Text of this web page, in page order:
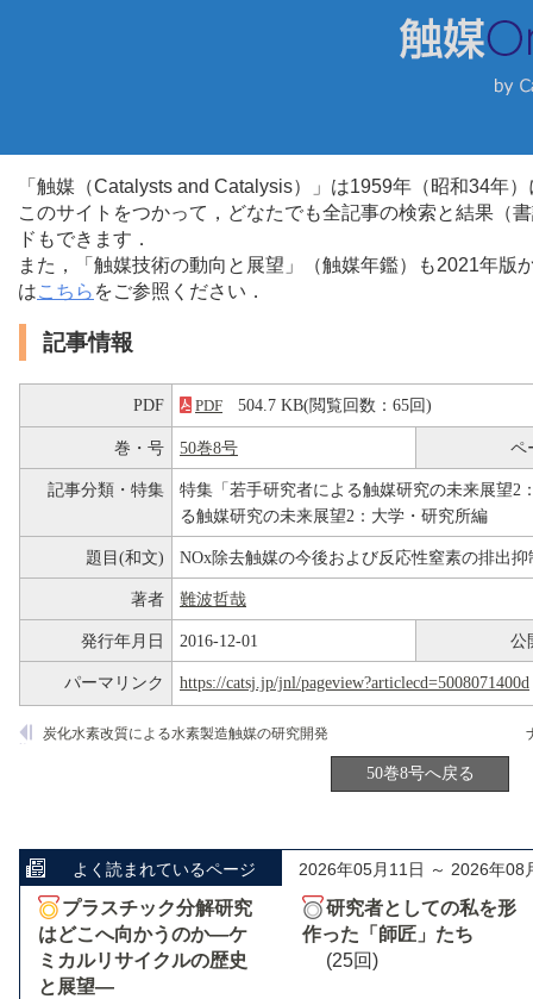
「触媒（Catalysts and Catalysis）」は1959年（昭和34年
このサイトをつかって，どなたでも全記事の検索と結果（
ドもできます．
また，「触媒技術の動向と展望」（触媒年鑑）も2021年
はこちら をご参照ください．
記事情報
PDF PDF 504.7 KB(閲覧回数：65回)
巻・号 50巻8号 ペ
記事分類・特集
特集「若手研究者による触媒研究の未来展望2
る触媒研究の未来展望2：大学・研究所編
題目(和文) NOx除去触媒の今後および反応性窒素の排出抑
著者 難波哲哉
発行年月日 2016-12-01 公
パーマリンク https://catsj.jp/jnl/pageview?articlecd=5008071400d
炭化水素改質による水素製造触媒の研究開発
50巻8号へ戻る
よく読まれているページ 2026年05月11日 ～ 2026年08
プラスチック分解研究
はどこへ向かうのか―ケ
ミカルリサイクルの歴史
と展望―
研究者としての私を形
作った「師匠」たち
(25回)